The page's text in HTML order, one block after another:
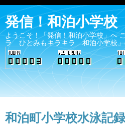
発信！和泊小学校
ようこそ！「発信！和泊小学校」へ
ラ ひとみもキラキラ 和泊小学校」
和泊町小学校水泳記